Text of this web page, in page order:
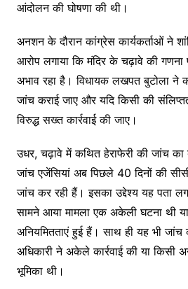
आंदोलन की घोषणा की थी।
अनशन के दौरान कांग्रेस कार्यकर्ताओं ने
आरोप लगाया कि मंदिर के चढ़ावे की गणना
अभाव रहा है। विधायक लखपत बुटोला ने
जांच कराई जाए और यदि किसी की
विरुद्ध सख्त कार्रवाई की जाए।
उधर, चढ़ावे में कथित हेराफेरी की जांच का
जांच एजेंसियां अब पिछले 40 दिनों की
जांच कर रही हैं। इसका उद्देश्य यह पता
सामने आया मामला एक अकेली घटना थी
अनियमितताएं हुई हैं। साथ ही यह भी जांच
अधिकारी ने अकेले कार्रवाई की या किसी
भूमिका थी।